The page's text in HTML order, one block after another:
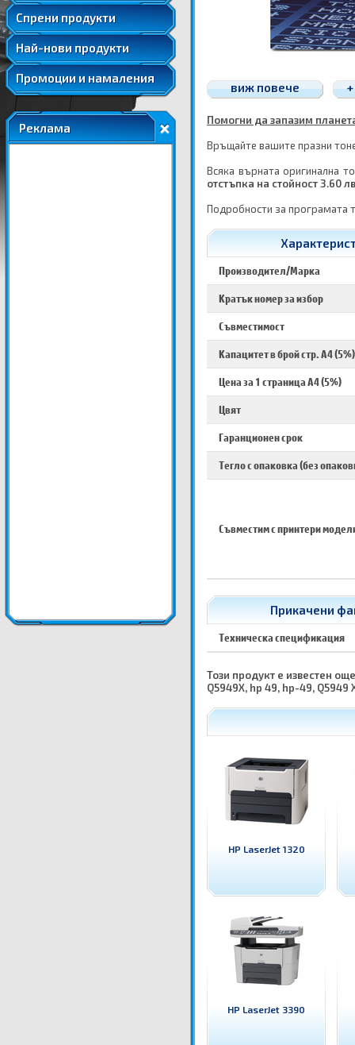
Спрени продукти
Удължени и допълнителни гаранции
Най-нови продукти
Промоции и намаления
Реклама
виж повече
Помогни да запазим
Връщайте вашите празни
Всяка върната оригинална
отстъпка на стойност 3.60
Подробности за програмата
Производител/Марка
Кратък номер за избор
Съвместимост
Капацитет в брой стр. A4 (5%)
Цена за 1 страница A4 (5%)
Цвят
Гаранционен срок
Тегло с опаковка (без
Съвместим с принтери
Прикачени
Техническа спецификация
Този продукт е известен
Q5949X, hp 49, hp-49, Q5949
HP LaserJet 1320
HP LaserJet 3390